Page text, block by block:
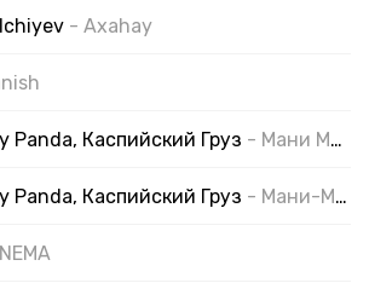
- Axahay
Panda, Каспийский Груз - Мани Мани (Zerov Remix)
Panda, Каспийский Груз - Мани-Мани (Deep Nocter Remix)